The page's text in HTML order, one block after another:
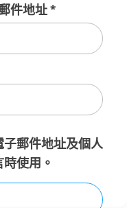
件地址*
郵件地址及個人
使用。